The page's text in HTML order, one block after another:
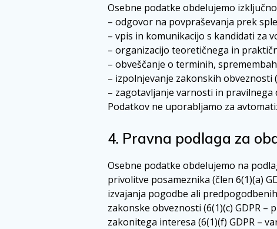
Osebne podatke obdelujemo
– odgovor na povpraševanja prek
– vpis in komunikacijo s kandidati za
– organizacijo teoretičnega in
– obveščanje o terminih,
– izpolnjevanje zakonskih obveznosti
– zagotavljanje varnosti in
Podatkov ne uporabljamo za
4. Pravna podlaga za
Osebne podatke obdelujemo na
privolitve posameznika (člen 6(1)(a)
izvajanja pogodbe ali
zakonske obveznosti (6(1)(c) GDPR –
zakonitega interesa (6(1)(f) GDPR –